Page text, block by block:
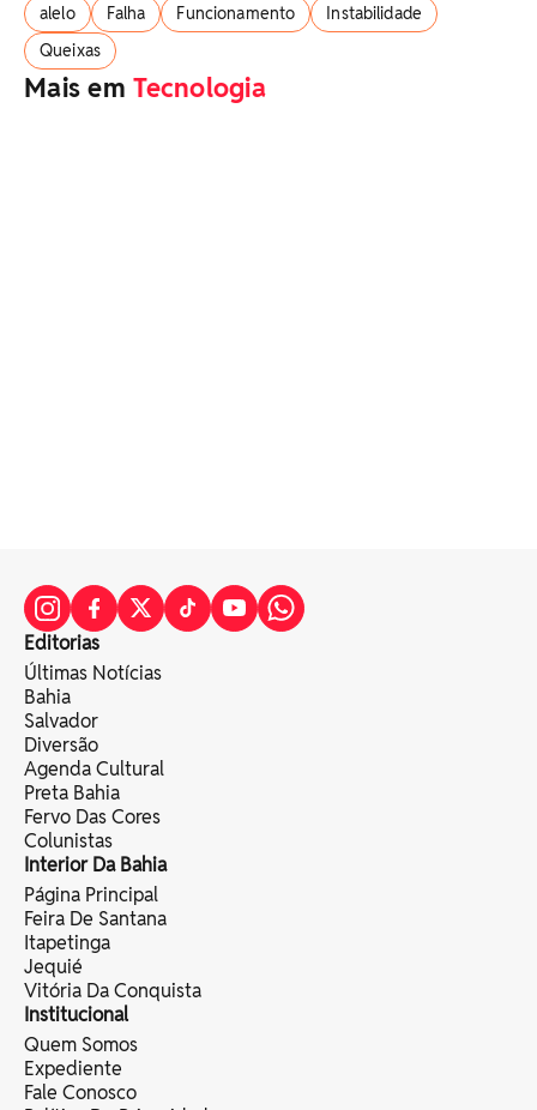
alelo Falha Funcionamento
Instabilidade
Queixas
Mais emTecnologia
Editorias
Últimas Notícias
Bahia
Salvador
Diversão
Agenda Cultural
Preta Bahia
Fervo Das Cores
Colunistas
Interior Da Bahia
Página Principal
Feira De Santana
Itapetinga
Jequié
Vitória Da Conquista
Institucional
Quem Somos
Expediente
Fale Conosco